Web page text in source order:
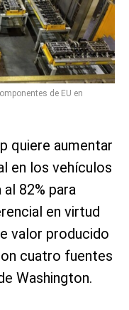
de EU en
quiere aumentar
⁠en los vehículos
82% para
en virtud
valor producido
cuatro fuentes
Washington.